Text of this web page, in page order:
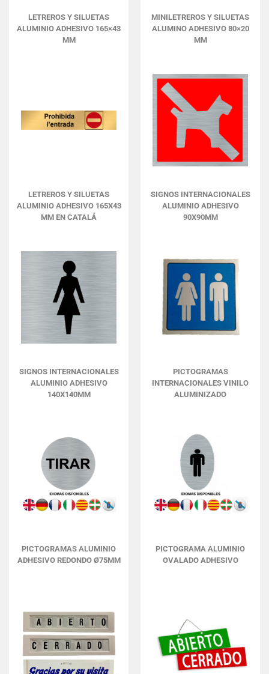
LETREROS Y SILUETAS
ALUMINIO ADHESIVO 165×43
MM
MINILETREROS Y SILUETAS
ALUMINO ADHESIVO 80×20
MM
LETREROS Y SILUETAS
ALUMINIO ADHESIVO 165X43
MM EN CATALÁ
SIGNOS INTERNACIONALES
ALUMINIO ADHESIVO
90X90MM
SIGNOS INTERNACIONALES
ALUMINIO ADHESIVO
140X140MM
PICTOGRAMAS
INTERNACIONALES VINILO
ALUMINIZADO
PICTOGRAMAS ALUMINIO
ADHESIVO REDONDO Ø75MM
PICTOGRAMA ALUMINIO
OVALADO ADHESIVO